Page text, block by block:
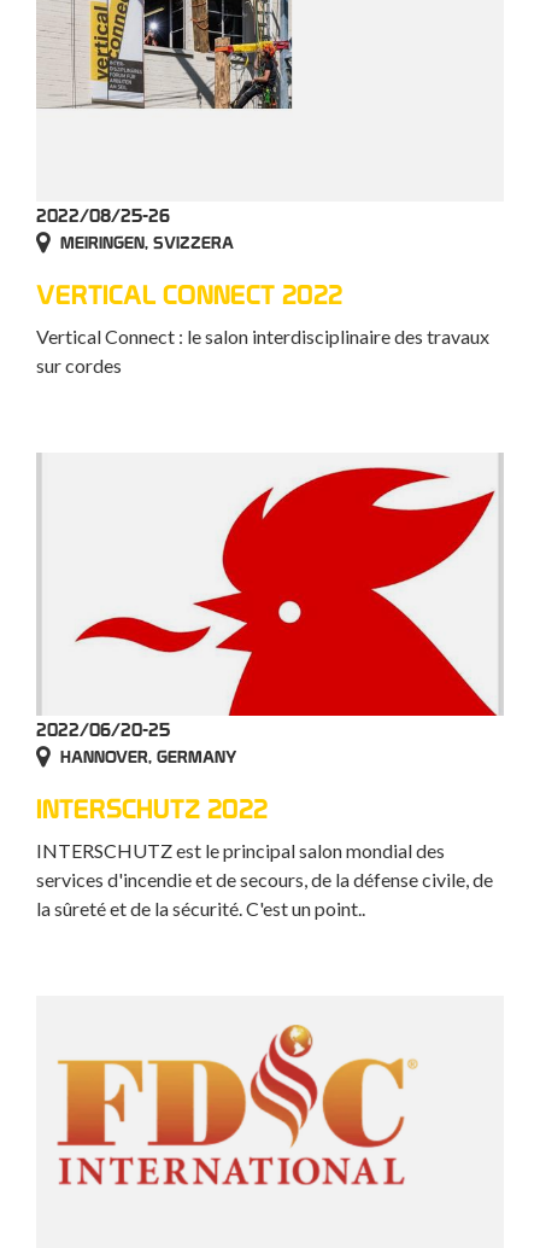
2022/08/25-26
MEIRINGEN, SVIZZERA
VERTICAL CONNECT 2022
Vertical Connect : le salon interdisciplinaire des travaux
sur cordes
2022/06/20-25
HANNOVER, GERMANY
INTERSCHUTZ 2022
INTERSCHUTZ est le principal salon mondial des
services d'incendie et de secours, de la défense civile, de
la sûreté et de la sécurité. C'est un point..